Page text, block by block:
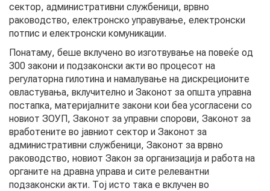
ПОДНЕСИ ИНИЦИЈАТИВА
МУЛТИМЕДИЈА
ГАЛЕРИЈА
ВИДЕО
КОНТАКТ
сектор, административни службеници, врвно
раководство, електронско управување, електронски
потпис и електронски комуникации.
Понатаму, беше вклучено во изготвување на повеќе од
300 закони и подзаконски акти во процесот на
регулаторна гилотина и намалување на дискреционите
овластувања, вклучително и Законот за општа управна
постапка, материјалните закони кои беа усогласени со
новиот ЗОУП, Законот за управни спорови, Законот за
вработените во јавниот сектор и Законот за
административни службеници, Законот за врвно
раководство, новиот Закон за организација и работа на
органите на дравна управа и сите релевантни
подзаконски акти. Тој исто така е вклучен во